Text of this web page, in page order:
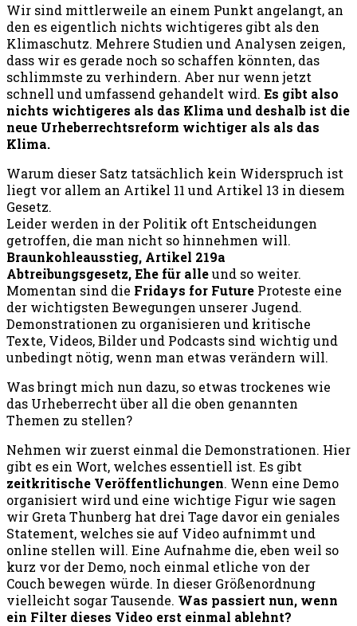
Wir sind mittlerweile an einem Punkt angelangt, an
den es eigentlich nichts wichtigeres gibt als den
Klimaschutz. Mehrere Studien und Analysen zeigen,
dass wir es gerade noch so schaffen könnten, das
schlimmste zu verhindern. Aber nur wenn jetzt
schnell und umfassend gehandelt wird. Es gibt also
nichts wichtigeres als das Klima und deshalb ist die
neue Urheberrechtsreform wichtiger als als das
Klima.
Warum dieser Satz tatsächlich kein Widerspruch ist
liegt vor allem an Artikel 11 und Artikel 13 in diesem
Gesetz.
Leider werden in der Politik oft Entscheidungen
getroffen, die man nicht so hinnehmen will.
Braunkohleausstieg, Artikel 219a
Abtreibungsgesetz, Ehe für alleund so weiter.
Momentan sind die Fridays for Future Proteste eine
der wichtigsten Bewegungen unserer Jugend.
Demonstrationen zu organisieren und kritische
Texte, Videos, Bilder und Podcasts sind wichtig und
unbedingt nötig, wenn man etwas verändern will.
Was bringt mich nun dazu, so etwas trockenes wie
das Urheberrecht über all die oben genannten
Themen zu stellen?
Nehmen wir zuerst einmal die Demonstrationen. Hier
gibt es ein Wort, welches essentiell ist. Es gibt
zeitkritische Veröffentlichungen. Wenn eine Demo
organisiert wird und eine wichtige Figur wie sagen
wir Greta Thunberg hat drei Tage davor ein geniales
Statement, welches sie auf Video aufnimmt und
online stellen will. Eine Aufnahme die, eben weil so
kurz vor der Demo, noch einmal etliche von der
Couch bewegen würde. In dieser Größenordnung
vielleicht sogar Tausende. Was passiert nun, wenn
ein Filter dieses Video erst einmal ablehnt?